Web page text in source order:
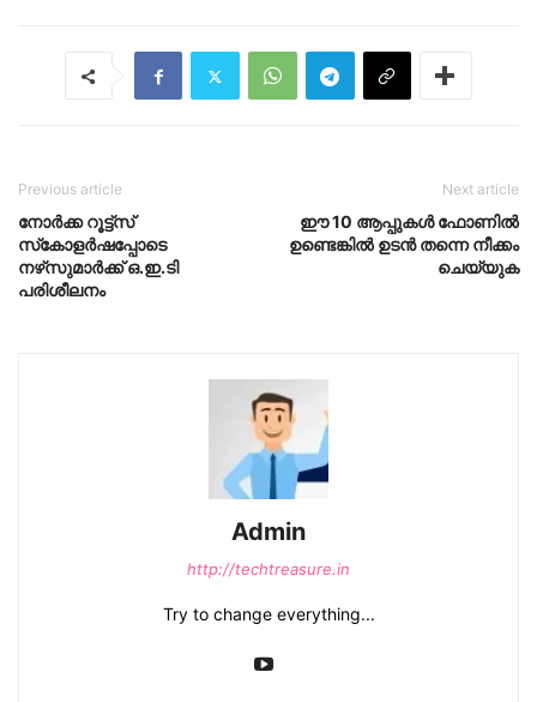
Previous article
നോര്‍ക്ക റൂട്ട്‌സ്
സ്‌കോളര്‍ഷപ്പോടെ
നഴ്‌സുമാര്‍ക്ക് ഒ.ഇ.ടി
പരിശീലനം
Next article
ഈ 10 ആപ്പുകൾ ഫോണിൽ
ഉണ്ടെങ്കിൽ ഉടൻ തന്നെ നീക്കം
ചെയ്യുക
Admin
http://techtreasure.in
Try to change everything...